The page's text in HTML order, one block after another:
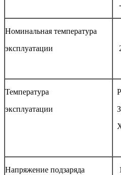
Номинальная температура
эксплуатации
Температура
эксплуатации
Напряжение подзаряда